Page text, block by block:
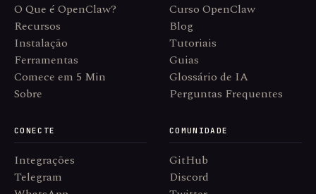
O Que é OpenClaw?
Recursos
Instalação
Ferramentas
Comece em 5 Min
Sobre
Curso OpenClaw
Blog
Tutoriais
Guias
Glossário de IA
Perguntas Frequentes
CONECTE
Integrações
Telegram
COMUNIDADE
GitHub
Discord